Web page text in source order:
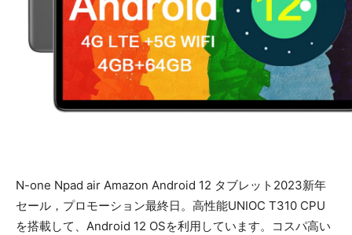
N-one Npad air Amazon Android 12 タブレット2023新年
セール，プロモーション最終日。高性能UNIOC T310 CPU
を搭載して、Android 12 OSを利用しています。コスパ高い